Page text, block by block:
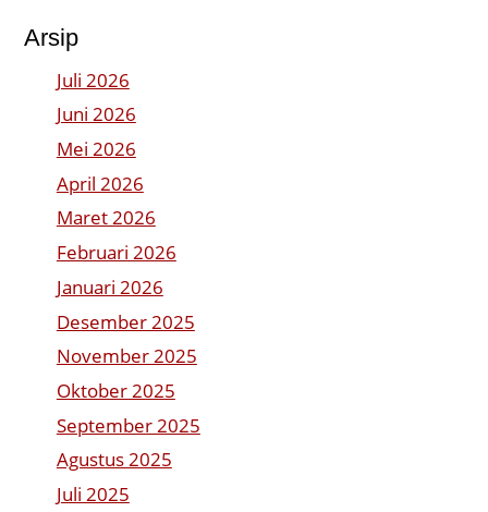
Arsip
Juli 2026
Juni 2026
Mei 2026
April 2026
Maret 2026
Februari 2026
Januari 2026
Desember 2025
November 2025
Oktober 2025
September 2025
Agustus 2025
Juli 2025